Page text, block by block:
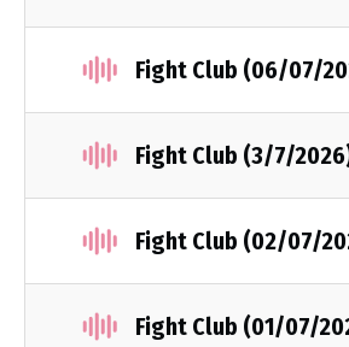
Fight Club (06/07/
Fight Club (3/7/
Fight Club (02/07/
Fight Club (01/07/